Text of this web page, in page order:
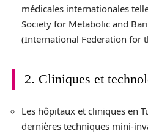
médicales internationales
Society for Metabolic and
(International Federation for
2. Cliniques et
Les hôpitaux et cliniques en
dernières techniques mini-